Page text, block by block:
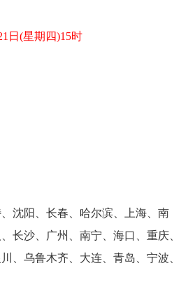
日(星期四)15时
沈阳、长春、哈尔滨、上海、南
长沙、广州、南宁、海口、重庆、
、乌鲁木齐、大连、青岛、宁波、